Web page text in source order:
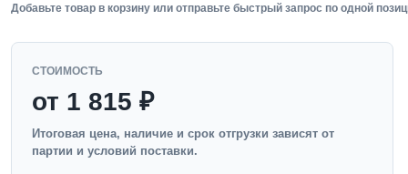
Добавьте товар в корзину или отправьте быстрый запрос по одной
СТОИМОСТЬ
от 1 815 ₽
Итоговая цена, наличие и срок отгрузки зависят от
партии и условий поставки.